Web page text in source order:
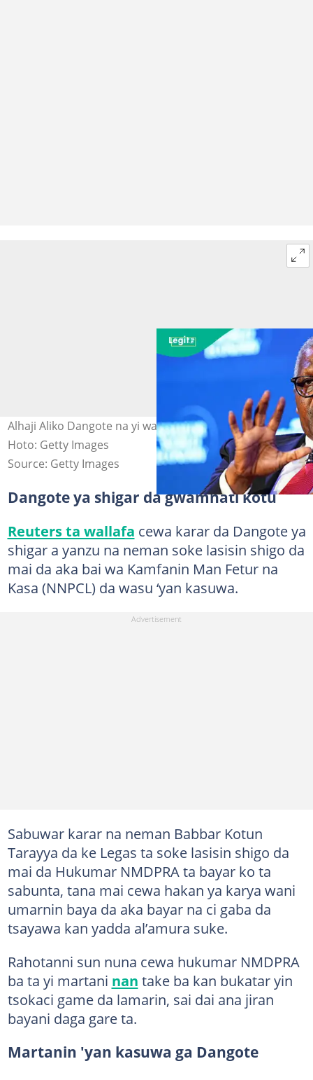
Alhaji Aliko Dangote na yi wa jama'a bayani a Amurka.
Hoto: Getty Images
Source: Getty Images
Dangote ya shigar da gwamnati kotu
Reuters ta wallafa cewa karar da Dangote ya
shigar a yanzu na neman soke lasisin shigo da
mai da aka bai wa Kamfanin Man Fetur na
Kasa (NNPCL) da wasu ‘yan kasuwa.
Sabuwar karar na neman Babbar Kotun
Tarayya da ke Legas ta soke lasisin shigo da
mai da Hukumar NMDPRA ta bayar ko ta
sabunta, tana mai cewa hakan ya karya wani
umarnin baya da aka bayar na ci gaba da
tsayawa kan yadda al’amura suke.
Rahotanni sun nuna cewa hukumar NMDPRA
ba ta yi martani nan take ba kan bukatar yin
tsokaci game da lamarin, sai dai ana jiran
bayani daga gare ta.
Martanin 'yan kasuwa ga Dangote